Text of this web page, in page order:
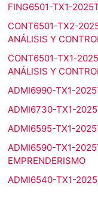
FING6501-TX1-
CONT6501-TX2-
ANÁLISIS Y
CONT6501-TX1-
ANÁLISIS Y
ADMI6990-TX1-
ADMI6730-TX1-
ADMI6595-TX1-
ADMI6590-TX1-
EMPRENDERISMO
ADMI6540-TX1-